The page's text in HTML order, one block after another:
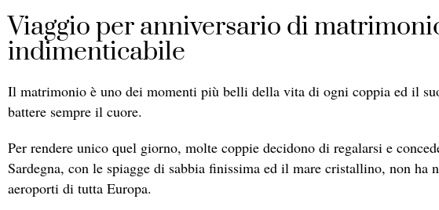
Viaggio per anniversario di
indimenticabile
Il matrimonio è uno dei momenti più belli della vita di ogni coppia ed il
battere sempre il cuore.
Per rendere unico quel giorno, molte coppie decidono di regalarsi e
Sardegna, con le spiagge di sabbia finissima ed il mare cristallino, non
aeroporti di tutta Europa.